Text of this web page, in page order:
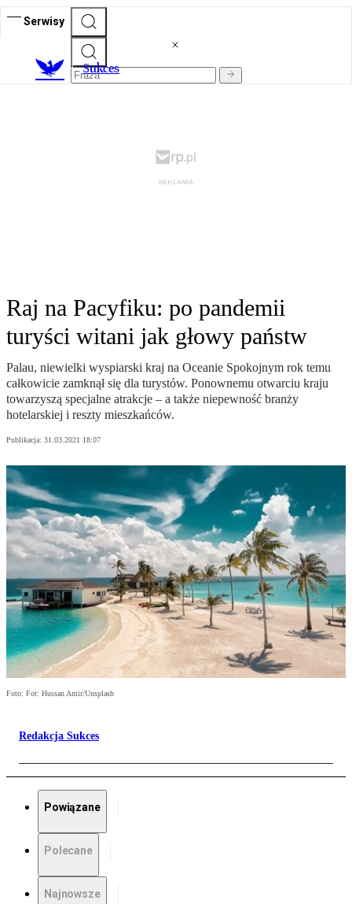
Serwisy
Sukces
Raj na Pacyfiku: po pandemii
turyści witani jak głowy państw
Palau, niewielki wyspiarski kraj na Oceanie Spokojnym rok temu
całkowicie zamknął się dla turystów. Ponownemu otwarciu kraju
towarzyszą specjalne atrakcje – a także niepewność branży
hotelarskiej i reszty mieszkańców.
Publikacja: 31.03.2021 18:07
Foto: Fot: Hussan Amir/Unsplash
Redakcja Sukces
Powiązane
Polecane
Najnowsze